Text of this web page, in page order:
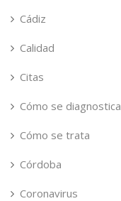
Cádiz
Calidad
Citas
Cómo se diagnostica
Cómo se trata
Córdoba
Coronavirus